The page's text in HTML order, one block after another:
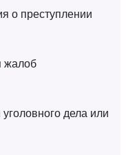
о преступлении
жалоб
дела или